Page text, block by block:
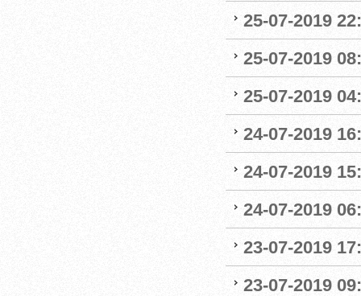
25-07-2019
25-07-2019
25-07-2019
24-07-2019
24-07-2019
24-07-2019
23-07-2019
23-07-2019